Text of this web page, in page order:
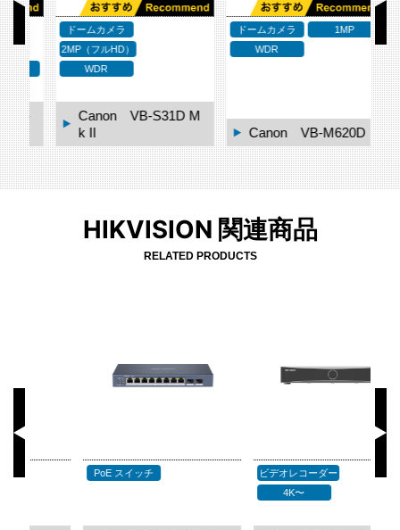
ドームカメラ
2MP（フルHD）
WDR
Canon VB-S31D M
k II
ドームカメラ
WDR
Canon VB-M620D
ド
HIKVISION 関連商品
RELATED PRODUCTS
PoE スイッチ
ビデオレコーダー